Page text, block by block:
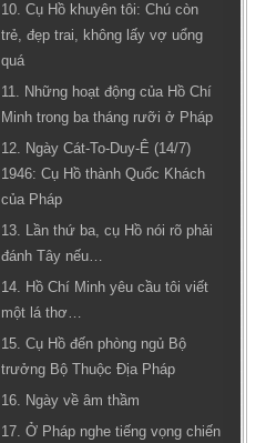
10. Cụ Hồ khuyên tôi: Chú còn
trẻ, đẹp trai, không lấy vợ uổng
quá
11. Những hoạt động của Hồ Chí
Minh trong ba tháng rưỡi ở Pháp
12. Ngày Cát-To-Duy-Ê (14/7)
1946: Cụ Hồ thành Quốc Khách
của Pháp
13. Lần thứ ba, cụ Hồ nói rõ phải
đánh Tây nếu…
14. Hồ Chí Minh yêu cầu tôi viết
một lá thơ…
15. Cụ Hồ đến phòng ngủ Bộ
trưởng Bộ Thuộc Địa Pháp
16. Ngày về âm thầm
17. Ở Pháp nghe tiếng vọng chiến